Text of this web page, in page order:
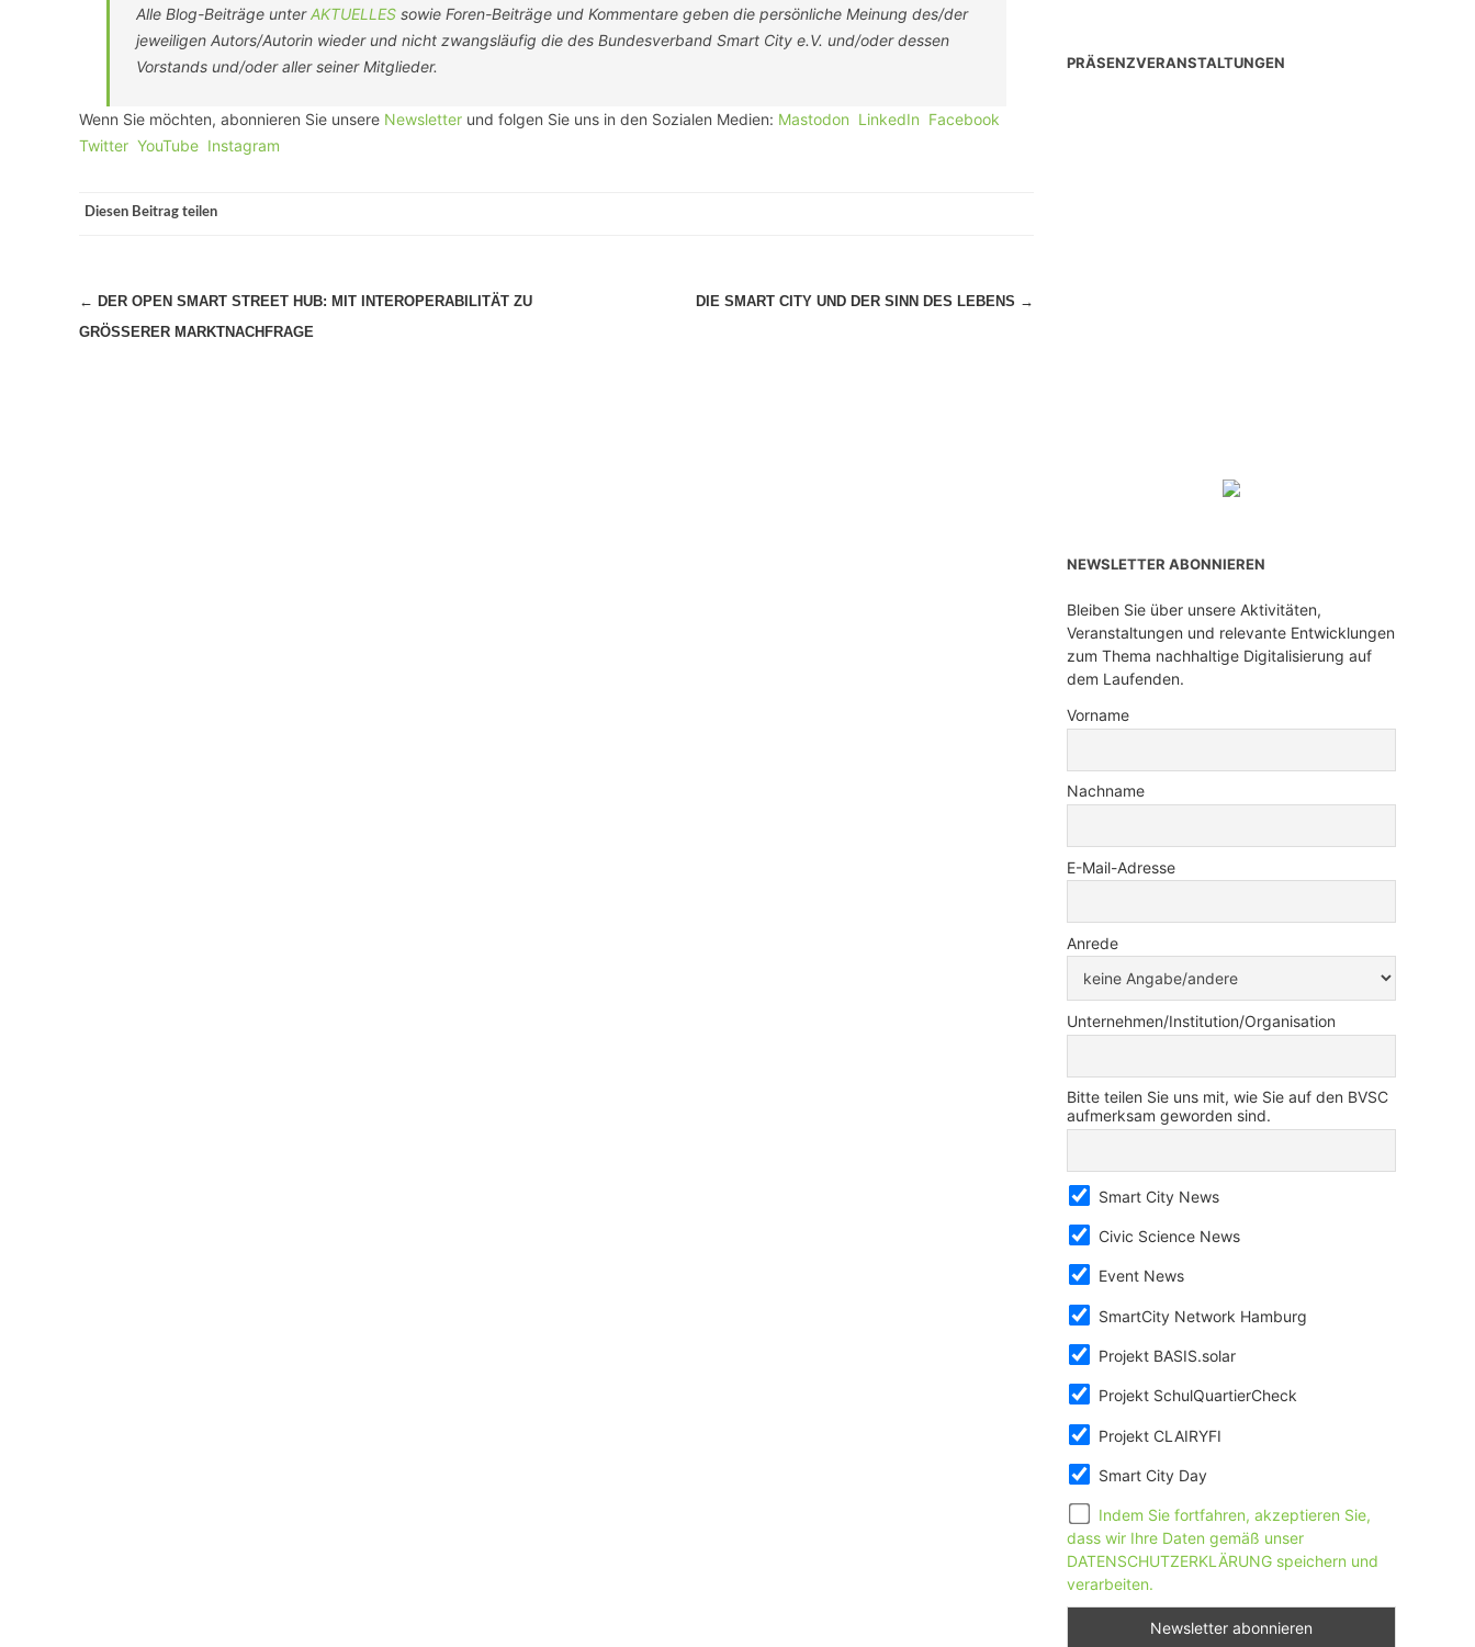
Alle Blog-Beiträge unterAKTUELLES sowie Foren-Beiträge und Kommentare geben die persönliche Meinung des/der
jeweiligen Autors/Autorin wieder und nicht zwangsläufig die des Bundesverband Smart City e.V. und/oder dessen
Vorstands und/oder aller seiner Mitglieder.
Wenn Sie möchten, abonnieren Sie unsere Newsletter und folgen Sie uns in den Sozialen Medien: Mastodon LinkedIn Facebook
Twitter YouTube Instagram
Diesen Beitrag teilen
Beitragsnavigation
← DER OPEN SMART STREET HUB: MIT INTEROPERABILITÄT ZU
GRÖSSERER MARKTNACHFRAGE
DIE SMART CITY UND DER SINN DES LEBENS →
PRÄSENZVERANSTALTUNGEN
NEWSLETTER ABONNIEREN
Bleiben Sie über unsere Aktivitäten,
Veranstaltungen und relevante Entwicklungen
zum Thema nachhaltige Digitalisierung auf
dem Laufenden.
Vorname
Nachname
E-Mail-Adresse
Anrede
Unternehmen/Institution/Organisation
Bitte teilen Sie uns mit, wie Sie auf den BVSC
aufmerksam geworden sind.
Smart City News
Civic Science News
Event News
SmartCity Network Hamburg
Projekt BASIS.solar
Projekt SchulQuartierCheck
Projekt CLAIRYFI
Smart City Day
Indem Sie fortfahren, akzeptieren Sie,
dass wir Ihre Daten gemäß unser
DATENSCHUTZERKLÄRUNG speichern und
verarbeiten.